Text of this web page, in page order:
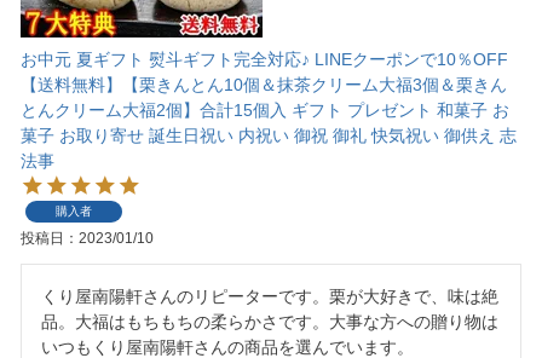
お中元 夏ギフト 熨斗ギフト完全対応♪ LINEクーポンで10％OFF
【送料無料】【栗きんとん10個＆抹茶クリーム大福3個＆栗きん
とんクリーム大福2個】合計15個入 ギフト プレゼント 和菓子 お
菓子 お取り寄せ 誕生日祝い 内祝い 御祝 御礼 快気祝い 御供え 志
法事
購入者
投稿日 2023/01/10
くり屋南陽軒さんのリピーターです。栗が大好きで、味は絶
品。大福はもちもちの柔らかさです。大事な方への贈り物は
いつもくり屋南陽軒さんの商品を選んでいます。